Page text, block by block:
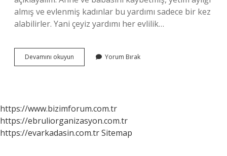
almış ve evlenmiş kadınlar bu yardımı sadece bir kez
alabilirler. Yani çeyiz yardımı her evlilik…
Devamını okuyun
Kredisi
Yorum Bırak
https://www.bizimforum.com.tr
https://ebruliorganizasyon.com.tr
https://evarkadasin.com.trSitemap